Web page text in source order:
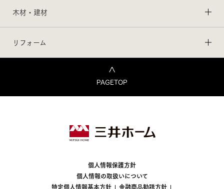
木材・建材
リフォーム
PAGETOP
個人情報保護方針
個人情報の取扱いについて
特定個人情報基本方針
金融商品勧誘方針